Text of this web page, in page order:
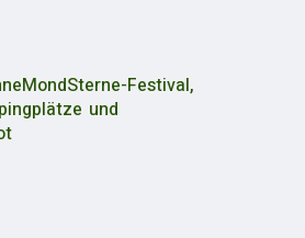
Festival,
und